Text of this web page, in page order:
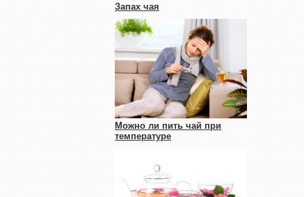
Запах чая
Можно ли пить чай при
температуре